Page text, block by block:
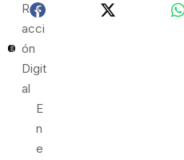
Red
Acci
Ón
Digit
Al
E
N
E